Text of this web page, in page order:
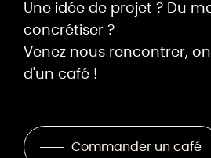
Une idée de projet ? Du
concrétiser ?
Venez nous rencontrer,
d'un café !
Commander un café